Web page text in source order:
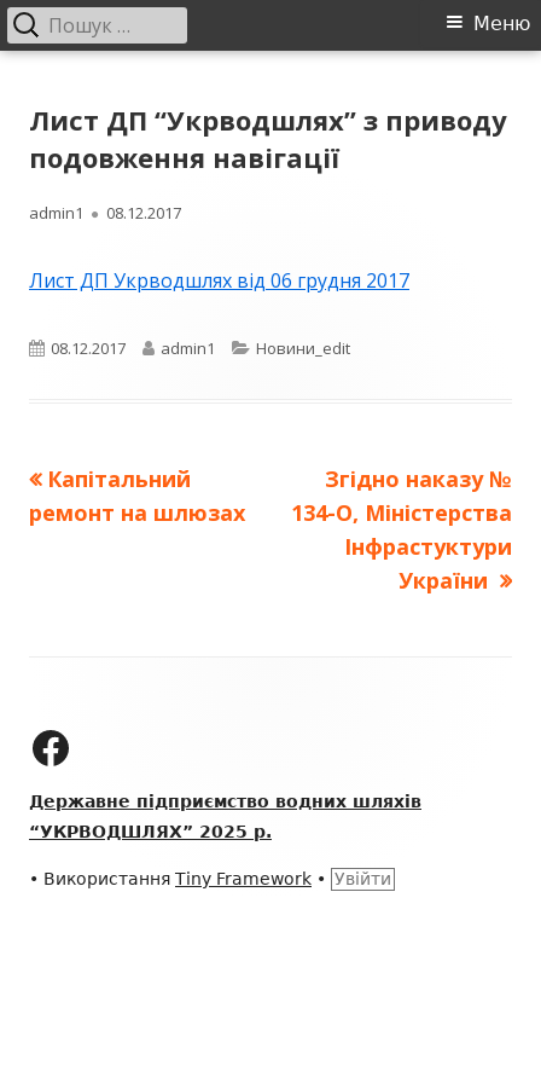
Головне
Меню
Пошук:
Лист ДП “Укрводшлях” з приводу
подовження навігації
Автор
admin1 Опубліковано
08.12.2017
Лист ДП Укрводшлях від 06 грудня 2017
Опубліковано
08.12.2017 Автор
admin1 Категорії
Новини_edit
Навігація
записів
Попередня
стаття:
Капітальний
ремонт на шлюзах
Наступна
стаття:
Згідно наказу №
134-О, Міністерства
Інфрастуктури
України
колонтитулу
ДП "УКРВОДШЛЯХ" на Facebook
Державне підприємство водних шляхів
“УКРВОДШЛЯХ” 2025 р.
• Використання Tiny Framework • Увійти